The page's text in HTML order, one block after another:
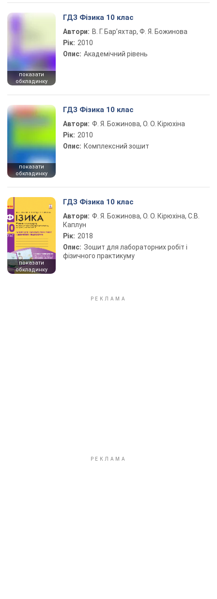
показати
обкладинку
ГДЗ Фізика 10 клас
Автори: В. Г. Бар’яхтар, Ф. Я. Божинова
Рік: 2010
Опис: Академічний рівень
показати
обкладинку
ГДЗ Фізика 10 клас
Автори: Ф. Я. Божинова, О. О. Кірюхіна
Рік: 2010
Опис: Комплексний зошит
показати
обкладинку
ГДЗ Фізика 10 клас
Автори: Ф. Я. Божинова, О. О. Кірюхіна, С.В.
Каплун
Рік: 2018
Опис: Зошит для лабораторних робіт і
фізичного практикуму